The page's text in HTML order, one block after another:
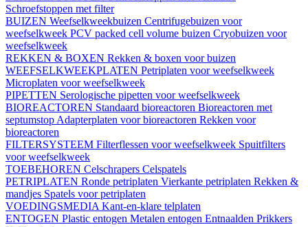
Schroefstoppen met filter
BUIZEN Weefselkweekbuizen Centrifugebuizen voor
weefselkweek PCV packed cell volume buizen Cryobuizen voor
weefselkweek
REKKEN & BOXEN Rekken & boxen voor buizen
WEEFSELKWEEKPLATEN Petriplaten voor weefselkweek
Microplaten voor weefselkweek
PIPETTEN Serologische pipetten voor weefselkweek
BIOREACTOREN Standaard bioreactoren Bioreactoren met
septumstop Adapterplaten voor bioreactoren Rekken voor
bioreactoren
FILTERSYSTEEM Filterflessen voor weefselkweek Spuitfilters
voor weefselkweek
TOEBEHOREN Celschrapers Celspatels
PETRIPLATEN Ronde petriplaten Vierkante petriplaten Rekken &
mandjes Spatels voor petriplaten
VOEDINGSMEDIA Kant-en-klare telplaten
ENTOGEN Plastic entogen Metalen entogen Entnaalden Prikkers